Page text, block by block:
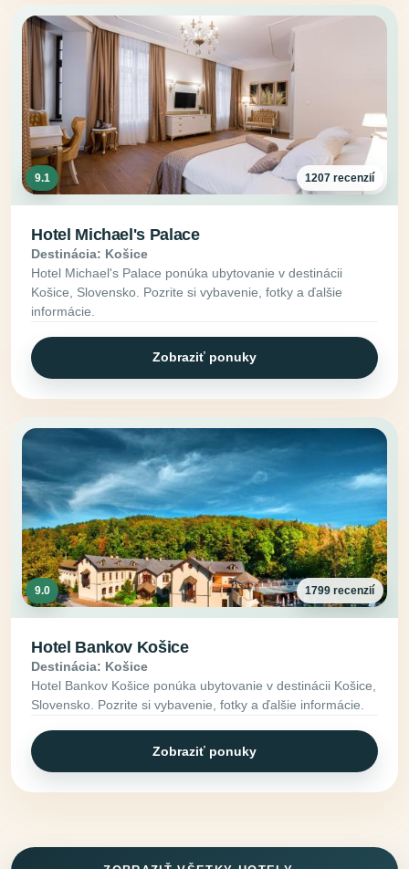
9.1 1207 recenzií
Hotel Michael's Palace
Destinácia: Košice
Hotel Michael's Palace ponúka ubytovanie v destinácii
Košice, Slovensko. Pozrite si vybavenie, fotky a ďalšie
informácie.
Zobraziť ponuky
9.0 1799 recenzií
Hotel Bankov Košice
Destinácia: Košice
Hotel Bankov Košice ponúka ubytovanie v destinácii Košice,
Slovensko. Pozrite si vybavenie, fotky a ďalšie informácie.
Zobraziť ponuky